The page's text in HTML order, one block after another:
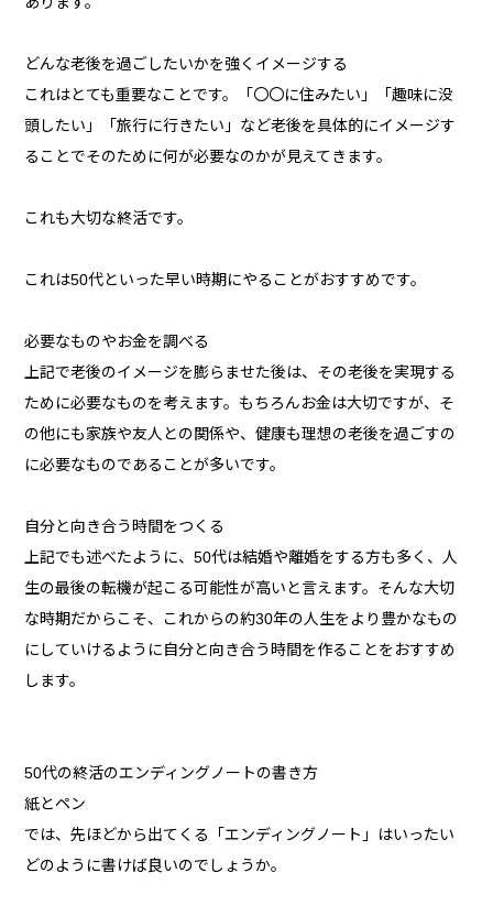
どんな老後を過ごしたいかを強くイメージする
これはとても重要なことです。「〇〇に住みたい」「趣味に没
頭したい」「旅行に行きたい」など老後を具体的にイメージす
ることでそのために何が必要なのかが見えてきます。
これも大切な終活です。
これは50代といった早い時期にやることがおすすめです。
必要なものやお金を調べる
上記で老後のイメージを膨らませた後は、その老後を実現する
ために必要なものを考えます。もちろんお金は大切ですが、そ
の他にも家族や友人との関係や、健康も理想の老後を過ごすの
に必要なものであることが多いです。
自分と向き合う時間をつくる
上記でも述べたように、50代は結婚や離婚をする方も多く、人
生の最後の転機が起こる可能性が高いと言えます。そんな大切
な時期だからこそ、これからの約30年の人生をより豊かなもの
にしていけるように自分と向き合う時間を作ることをおすすめ
します。
50代の終活のエンディングノートの書き方
紙とペン
では、先ほどから出てくる「エンディングノート」はいったい
どのように書けば良いのでしょうか。